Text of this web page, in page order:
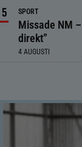
SPORT
Missade NM
direkt”
4 AUGUSTI